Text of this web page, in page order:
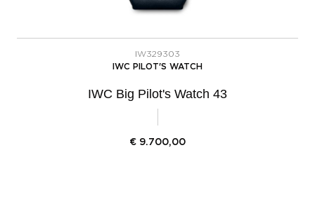
IW329303
IWC PILOT'S WATCH
IWC Big Pilot's Watch 43
€ 9.700,00